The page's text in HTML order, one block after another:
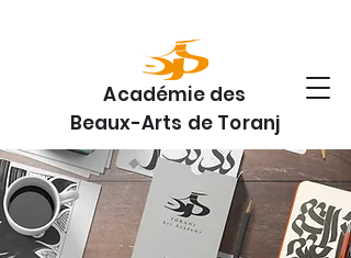
Académie des
Beaux-Arts de Toranj